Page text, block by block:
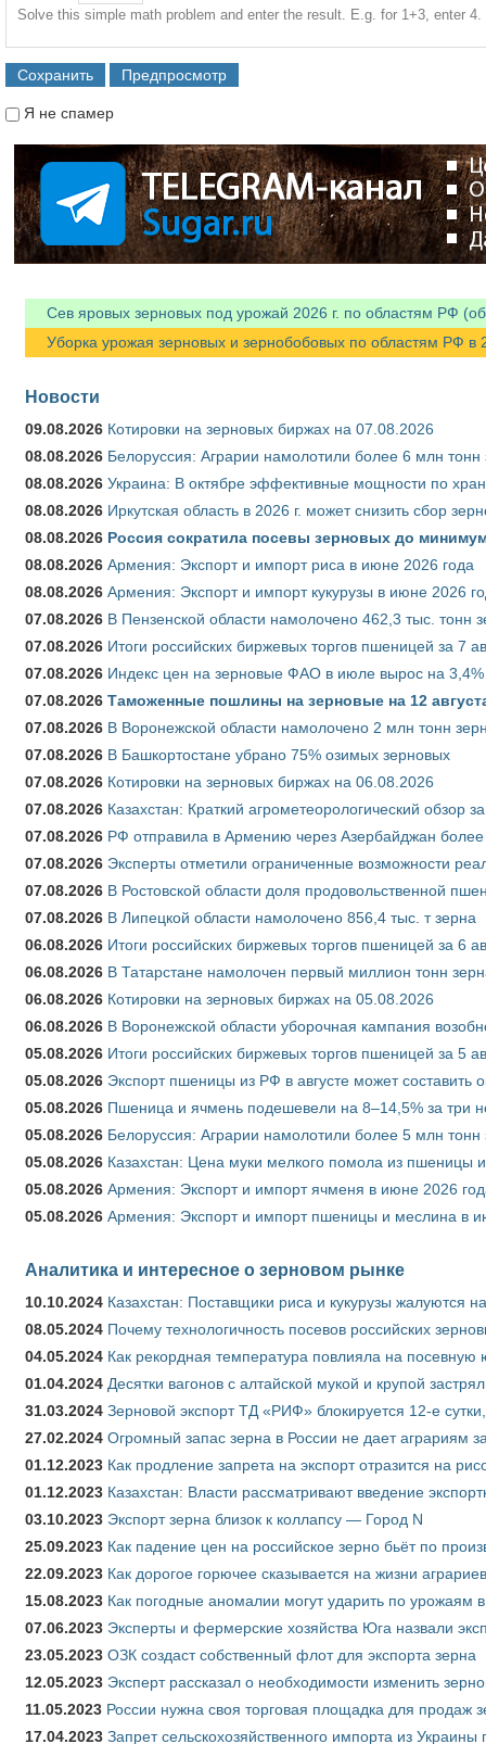
Solve this simple math problem and enter the result. E.g. for 1+3, enter 4.
Я не спамер
Сев яровых зерновых под урожай 2026 г. по областям РФ
Уборка урожая зерновых и зернобобовых по областям РФ в
Новости
09.08.2026 Котировки на зерновых биржах на 07.08.2026
08.08.2026 Белоруссия: Аграрии намолотили более 6 млн тонн
08.08.2026 Украина: В октябре эффективные мощности по
08.08.2026 Иркутская область в 2026 г. может снизить сбор
08.08.2026 Россия сократила посевы зерновых до
08.08.2026 Армения: Экспорт и импорт риса в июне 2026 года
08.08.2026 Армения: Экспорт и импорт кукурузы в июне 2026
07.08.2026 В Пензенской области намолочено 462,3 тыс. тонн
07.08.2026 Итоги российских биржевых торгов пшеницей за 7
07.08.2026 Индекс цен на зерновые ФАО в июле вырос на 3,4%
07.08.2026 Таможенные пошлины на зерновые на 12
07.08.2026 В Воронежской области намолочено 2 млн тонн
07.08.2026 В Башкортостане убрано 75% озимых зерновых
07.08.2026 Котировки на зерновых биржах на 06.08.2026
07.08.2026 Казахстан: Краткий агрометеорологический обзор
07.08.2026 РФ отправила в Армению через Азербайджан более
07.08.2026 Эксперты отметили ограниченные возможности
07.08.2026 В Ростовской области доля продовольственной
07.08.2026 В Липецкой области намолочено 856,4 тыс. т зерна
06.08.2026 Итоги российских биржевых торгов пшеницей за 6
06.08.2026 В Татарстане намолочен первый миллион тонн
06.08.2026 Котировки на зерновых биржах на 05.08.2026
06.08.2026 В Воронежской области уборочная кампания
05.08.2026 Итоги российских биржевых торгов пшеницей за 5
05.08.2026 Экспорт пшеницы из РФ в августе может составить
05.08.2026 Пшеница и ячмень подешевели на 8–14,5% за три
05.08.2026 Белоруссия: Аграрии намолотили более 5 млн тонн
05.08.2026 Казахстан: Цена муки мелкого помола из пшеницы
05.08.2026 Армения: Экспорт и импорт ячменя в июне 2026
05.08.2026 Армения: Экспорт и импорт пшеницы и меслина в
Аналитика и интересное о зерновом рынке
10.10.2024 Казахстан: Поставщики риса и кукурузы жалуются
08.05.2024 Почему технологичность посевов российских
04.05.2024 Как рекордная температура повлияла на
01.04.2024 Десятки вагонов с алтайской мукой и крупой
31.03.2024 Зерновой экспорт ТД «РИФ» блокируется 12-е
27.02.2024 Огромный запас зерна в России не дает аграриям
01.12.2023 Как продление запрета на экспорт отразится на
01.12.2023 Казахстан: Власти рассматривают введение
03.10.2023 Экспорт зерна близок к коллапсу — Город N
25.09.2023 Как падение цен на российское зерно бьёт по
22.09.2023 Как дорогое горючее сказывается на жизни аграриев
15.08.2023 Как погодные аномалии могут ударить по урожаям
07.06.2023 Эксперты и фермерские хозяйства Юга назвали
23.05.2023 ОЗК создаст собственный флот для экспорта зерна
12.05.2023 Эксперт рассказал о необходимости изменить
11.05.2023 России нужна своя торговая площадка для продаж
17.04.2023 Запрет сельскохозяйственного импорта из